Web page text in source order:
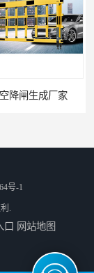
降闸生成厂家
型闸门厂家
号-1
.
口 网站地图